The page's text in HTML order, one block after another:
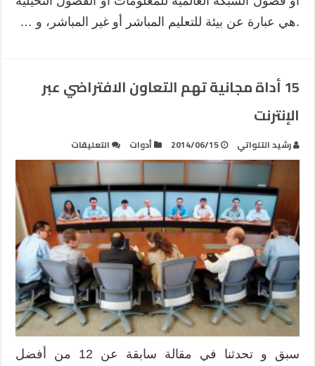
.هي عبارة عن بيئة للتعليم المباشر أو غير المباشر، و …
15 أداة مجانية تهم التعاون الافتراضي عبر
الإنترنت
رشيد التلواتي 2014/06/15 أدوات التعليقات
15
أداة
مجانية
تهم
التعاون
الافتراضي
عبر
الإنترنت
مغلقة
سبق و تحدثنا في مقالة سابقة عن 12 من أفضل